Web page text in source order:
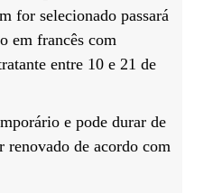
for selecionado passará
em francês com
entre 10 e 21 de
e pode durar de
renovado de acordo com